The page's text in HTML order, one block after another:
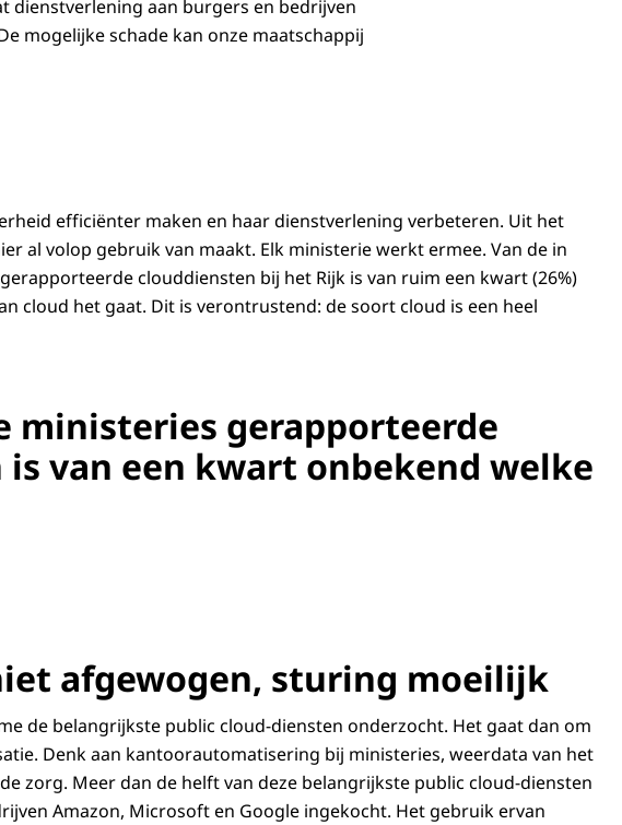
dienstverlening aan burgers en bedrijven
mogelijke schade kan onze maatschappij
efficiënter maken en haar dienstverlening verbeteren. Uit het
al volop gebruik van maakt. Elk ministerie werkt ermee. Van de in
clouddiensten bij het Rijk is van ruim een kwart (26%)
cloud het gaat. Dit is verontrustend: de soort cloud is een heel
ministeries gerapporteerde
van een kwart onbekend welke
van clouddiensten bij het Rijk. De volledige beschrijving staat in de tekst op deze webpagina.
afgewogen, sturing moeilijk
de belangrijkste public cloud-diensten onderzocht. Het gaat dan om
Denk aan kantoorautomatisering bij ministeries, weerdata van het
zorg. Meer dan de helft van deze belangrijkste public cloud-diensten
Amazon, Microsoft en Google ingekocht. Het gebruik ervan